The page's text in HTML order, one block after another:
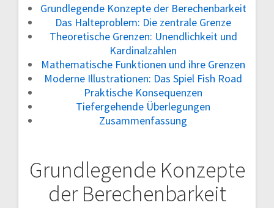
Grundlegende Konzepte der Berechenbarkeit
Das Halteproblem: Die zentrale Grenze
Theoretische Grenzen: Unendlichkeit und
Kardinalzahlen
Mathematische Funktionen und ihre Grenzen
Moderne Illustrationen: Das Spiel Fish Road
Praktische Konsequenzen
Tiefergehende Überlegungen
Zusammenfassung
Grundlegende Konzepte
der Berechenbarkeit